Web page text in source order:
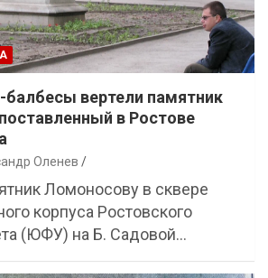
балбесы вертели памятник
в Ростове
Оленев
Ломоносову в сквере
корпуса Ростовского
(ЮФУ) на Б. Садовой…